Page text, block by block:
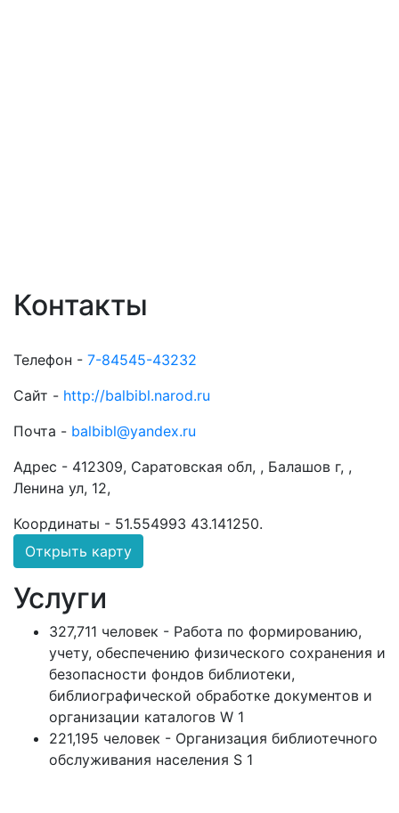
Контакты
Телефон - 7-84545-43232
Сайт - http://balbibl.narod.ru
Почта - balbibl@yandex.ru
Адрес - 412309, Саратовская обл, , Балашов г, ,
Ленина ул, 12,
Координаты - 51.554993 43.141250.
Открыть карту
Услуги
327,711 человек - Работа по формированию,
учету, обеспечению физического сохранения и
безопасности фондов библиотеки,
библиографической обработке документов и
организации каталогов W 1
221,195 человек - Организация библиотечного
обслуживания населения S 1